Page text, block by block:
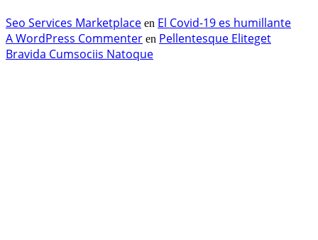
Seo Services Marketplace en El Covid-19 es humillante
A WordPress Commenter en Pellentesque Eliteget
Bravida Cumsociis Natoque